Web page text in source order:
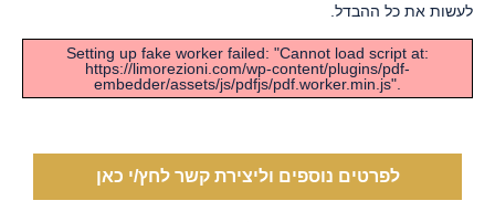
לעשות את כל ההבדל.
Setting up fake worker failed: "Cannot load script at:
https://limorezioni.com/wp-content/plugins/pdf-
embedder/assets/js/pdfjs/pdf.worker.min.js".
לפרטים נוספים וליצירת קשר לחץ/י כאן